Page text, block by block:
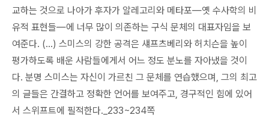
교하는 것으로 나아가 후자가 알레고리와 메타포―옛 수사학의 비
유적 표현들―에 너무 많이 의존하는 구식 문체의 대표자임을 보
여준다. (…) 스미스의 강한 공격은 섀프츠베리와 허치슨을 높이
평가하도록 배운 사람들에게서 어느 정도 분노를 자아냈을 것이
다. 분명 스미스는 자신이 가르친 그 문체를 연습했으며, 그의 최고
의 글들은 간결하고 정확한 언어를 보여주고, 경구적인 힘에 있어
서 스위프트에 필적한다._233~234쪽